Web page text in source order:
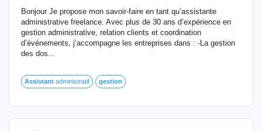
Bonjour Je propose mon savoir-faire en tant qu’assistante
administrative freelance. Avec plus de 30 ans d’expérience en
gestion administrative, relation clients et coordination
d’événements, j’accompagne les entreprises dans : -La gestion
des dos...
Assistant administratif gestion